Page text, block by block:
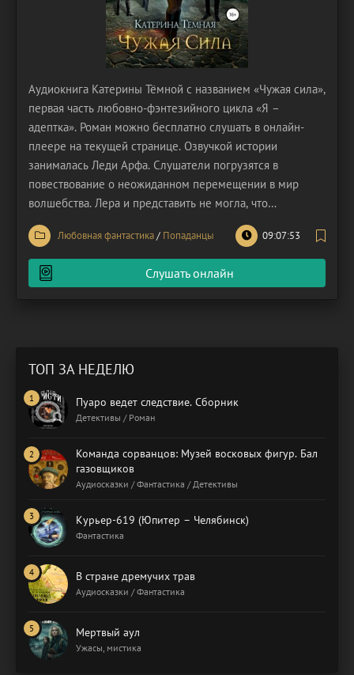
Аудиокнига Катерины Тёмной с названием «Чужая сила»,
первая часть любовно-фэнтезийного цикла «Я –
адептка». Роман можно бесплатно слушать в онлайн-
плеере на текущей странице. Озвучкой истории
занималась Леди Арфа. Слушатели погрузятся в
повествование о неожиданном перемещении в мир
волшебства. Лера и представить не могла, что
безобидное развлечение у фонтана на ВДНХ обернется
для нее порталом в другую реальность. Нырнув в
прохладную воду, она внезапно оказалась в
средневековом антураже, но уже
Любовная фантастика/ Попаданцы 09:07:53
Слушать онлайн
ТОП ЗА НЕДЕЛЮ
Пуаро ведет следствие. Сборник
Детективы / Роман
Команда сорванцов: Музей восковых фигур. Бал
газовщиков
Аудиосказки / Фантастика / Детективы
Курьер-619 (Юпитер – Челябинск)
Фантастика
В стране дремучих трав
Аудиосказки / Фантастика
Мертвый аул
Ужасы, мистика